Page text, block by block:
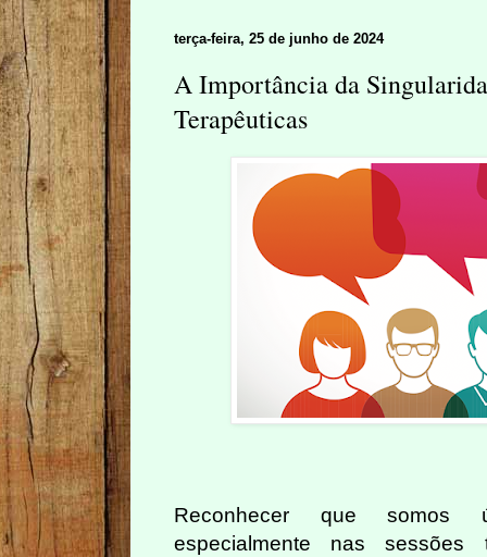
terça-feira, 25 de junho de 2024
A Importância da
Terapêuticas
Reconhecer que somos
especialmente nas sessões